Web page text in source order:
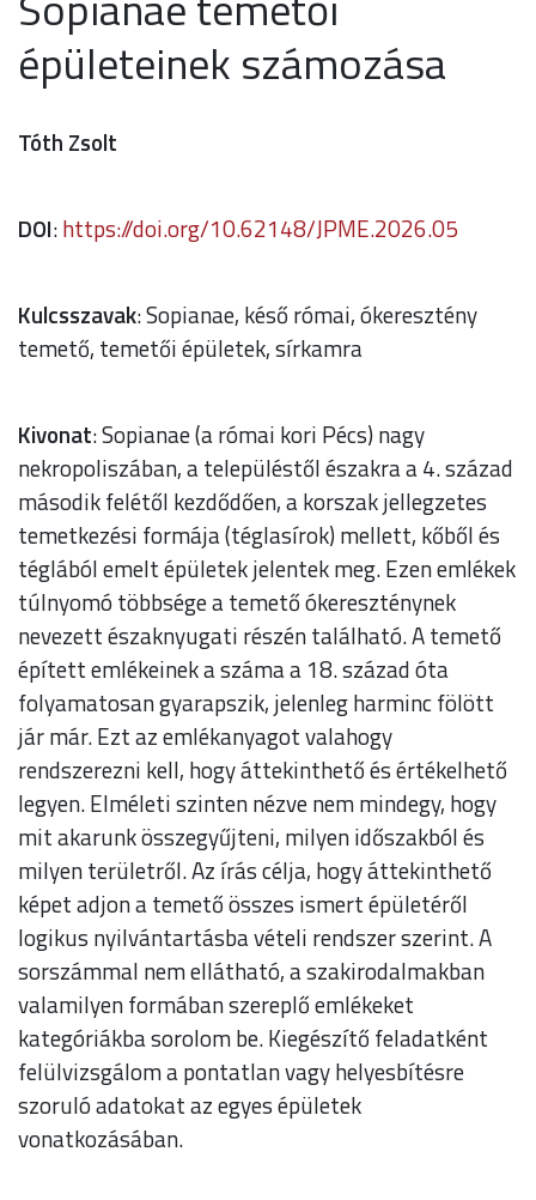
épületeinek számozása
Tóth Zsolt
DOI:https://doi.org/10.62148/JPME.2026.05
Kulcsszavak: Sopianae, késő római, ókeresztény
temető, temetői épületek, sírkamra
Kivonat: Sopianae (a római kori Pécs) nagy
nekropoliszában, a településtől északra a 4. század
második felétől kezdődően, a korszak jellegzetes
temetkezési formája (téglasírok) mellett, kőből és
téglából emelt épületek jelentek meg. Ezen emlékek
túlnyomó többsége a temető ókereszténynek
nevezett északnyugati részén található. A temető
épített emlékeinek a száma a 18. század óta
folyamatosan gyarapszik, jelenleg harminc fölött
jár már. Ezt az emlékanyagot valahogy
rendszerezni kell, hogy áttekinthető és értékelhető
legyen. Elméleti szinten nézve nem mindegy, hogy
mit akarunk összegyűjteni, milyen időszakból és
milyen területről. Az írás célja, hogy áttekinthető
képet adjon a temető összes ismert épületéről
logikus nyilvántartásba vételi rendszer szerint. A
sorszámmal nem ellátható, a szakirodalmakban
valamilyen formában szereplő emlékeket
kategóriákba sorolom be. Kiegészítő feladatként
felülvizsgálom a pontatlan vagy helyesbítésre
szoruló adatokat az egyes épületek
vonatkozásában.